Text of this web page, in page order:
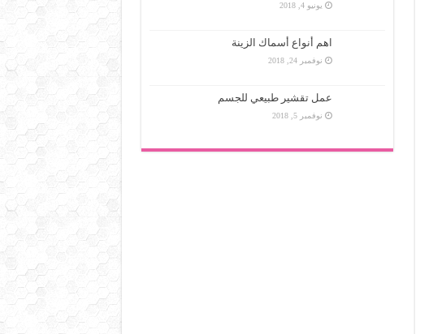
يونيو 4, 2018
اهم أنواع أسماك الزينة
نوفمبر 24, 2018
عمل تقشير طبيعي للجسم
نوفمبر 5, 2018